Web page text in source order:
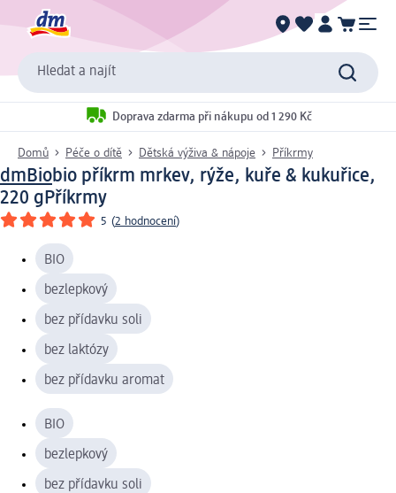
Hledat a najít
Doprava zdarma při nákupu od 1 290 Kč
Domů Péče o dítě Dětská výživa & nápoje Příkrmy
dmBiobio příkrm mrkev, rýže, kuře & kukuřice,
220 gPříkrmy
5 (2 hodnocení)
BIO
bezlepkový
bez přídavku soli
bez laktózy
bez přídavku aromat
BIO
bezlepkový
bez přídavku soli